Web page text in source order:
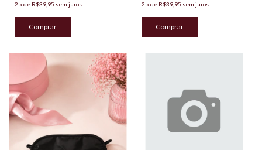
2 xde R$39,95 sem juros 2 xde R$39,95 sem juros